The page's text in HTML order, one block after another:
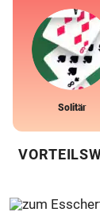
Solitär